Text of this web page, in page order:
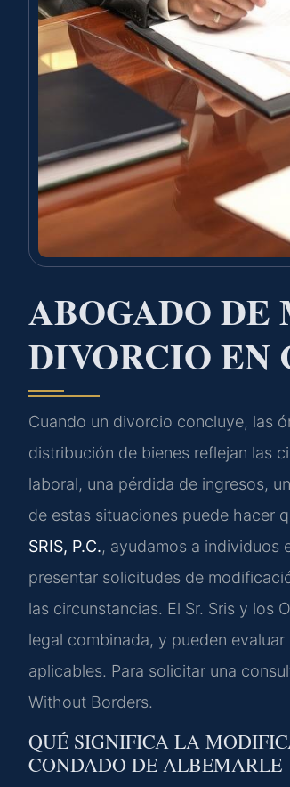
ABOGADO DE
DIVORCIO EN
Cuando un divorcio concluye, las
distribución de bienes reflejan las
laboral, una pérdida de ingresos,
de estas situaciones puede hacer
SRIS, P.C., ayudamos a individuos
presentar solicitudes de
las circunstancias. El Sr. Sris y los
legal combinada, y pueden
aplicables. Para solicitar una
Without Borders.
QUÉ SIGNIFICA LA
CONDADO DE ALBEMARLE